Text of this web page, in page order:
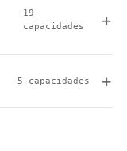
19
capacidades
5 capacidades